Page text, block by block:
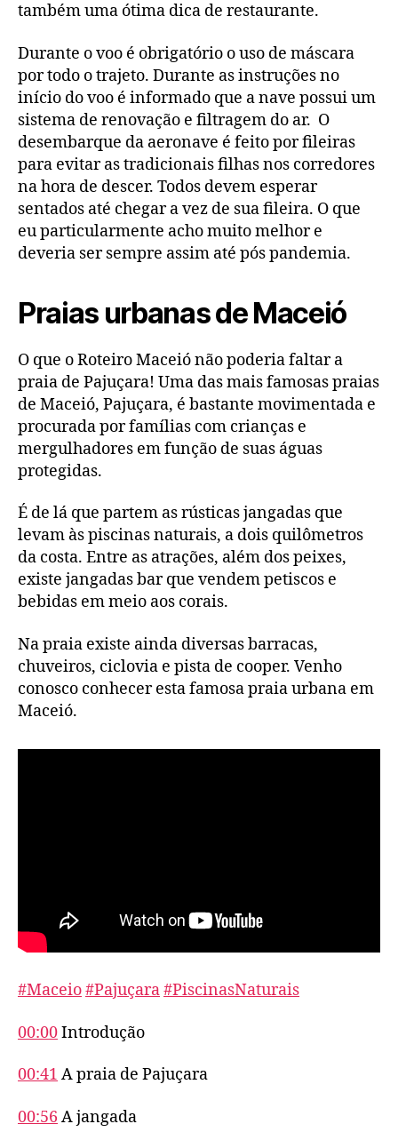
também uma ótima dica de restaurante.
Durante o voo é obrigatório o uso de máscara
por todo o trajeto. Durante as instruções no
início do voo é informado que a nave possui um
sistema de renovação e filtragem do ar. O
desembarque da aeronave é feito por fileiras
para evitar as tradicionais filhas nos corredores
na hora de descer. Todos devem esperar
sentados até chegar a vez de sua fileira. O que
eu particularmente acho muito melhor e
deveria ser sempre assim até pós pandemia.
Praias urbanas de Maceió
O que o Roteiro Maceió não poderia faltar a
praia de Pajuçara! Uma das mais famosas praias
de Maceió, Pajuçara, é bastante movimentada e
procurada por famílias com crianças e
mergulhadores em função de suas águas
protegidas.
É de lá que partem as rústicas jangadas que
levam às piscinas naturais, a dois quilômetros
da costa. Entre as atrações, além dos peixes,
existe jangadas bar que vendem petiscos e
bebidas em meio aos corais.
Na praia existe ainda diversas barracas,
chuveiros, ciclovia e pista de cooper. Venho
conosco conhecer esta famosa praia urbana em
Maceió.
#Maceio#Pajuçara#PiscinasNaturais
00:00Introdução
00:41 A praia de Pajuçara
00:56 A jangada